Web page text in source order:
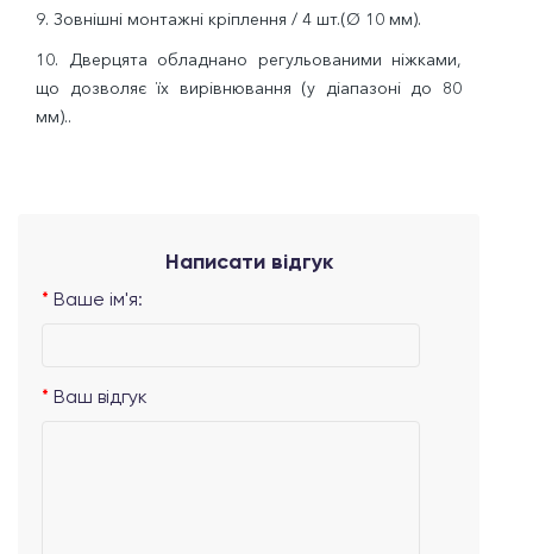
9. Зовнішні монтажні кріплення / 4 шт.(Ø 10 мм).
10. Дверцята обладнано регульованими ніжками,
що дозволяє їх вирівнювання (у діапазоні до 80
мм)..
Написати відгук
Ваше ім'я:
Ваш відгук